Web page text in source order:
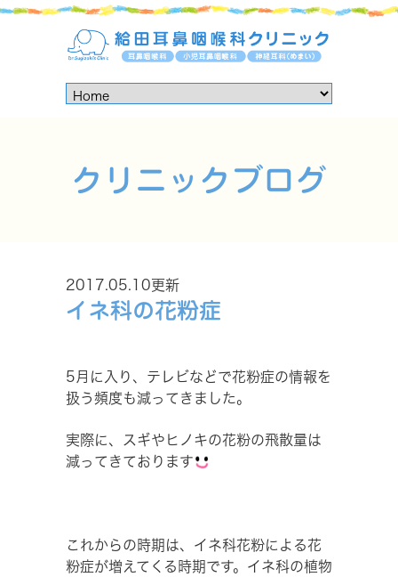
クリニックブログ
2017.05.10更新
イネ科の花粉症
5月に入り、テレビなどで花粉症の情報を
扱う頻度も減ってきました。
実際に、スギやヒノキの花粉の飛散量は
減ってきております
これからの時期は、イネ科花粉による花
粉症が増えてくる時期です。イネ科の植物